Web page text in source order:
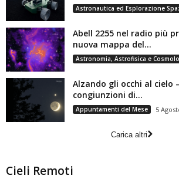
Astronautica ed Esplorazione
Abell 2255 nel radio più
nuova mappa del...
Astronomia, Astrofisica e
Alzando gli occhi al cielo
congiunzioni di...
Appuntamenti del Mese 5
Carica altri
Cieli Remoti